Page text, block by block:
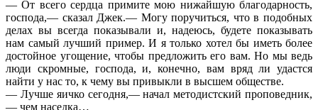
— От всего сердца примите мою нижайшую благодарность,
господа,— сказал Джек.— Могу поручиться, что в подобных
делах вы всегда показывали и, надеюсь, будете показывать
нам самый лучший пример. И я только хотел бы иметь более
достойное угощение, чтобы предложить его вам. Но мы ведь
люди скромные, господа, и, конечно, вам вряд ли удастся
найти у нас то, к чему вы привыкли в высшем обществе.
— Лучше яичко сегодня,— начал методистский проповедник,
— чем наседка…